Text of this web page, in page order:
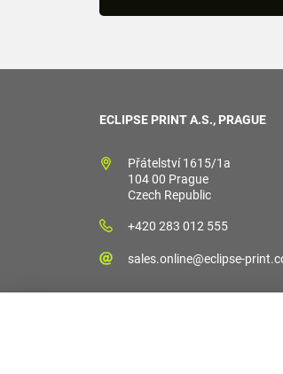
ECLIPSE PRINT A.S., PRAGUE
Přátelství 1615/1a
104 00 Prague
Czech Republic
+420 283 012 555
sales.online@eclipse-